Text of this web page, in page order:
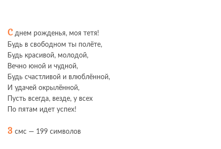
С днем рожденья, моя тетя!
Будь в свободном ты полёте,
Будь красивой, молодой,
Вечно юной и чудной,
Будь счастливой и влюблённой,
И удачей окрылённой,
Пусть всегда, везде, у всех
По пятам идет успех!
3 смс — 199 символов